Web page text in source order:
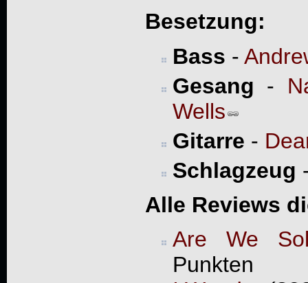
Besetzung:
Bass -
Gesang -
Wells
Gitarre -
Schlagzeug
Alle Reviews
Are We
Punkten